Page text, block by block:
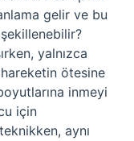
gelir ve bu
yalnızca
ötesine
inmeyi
için
aynı